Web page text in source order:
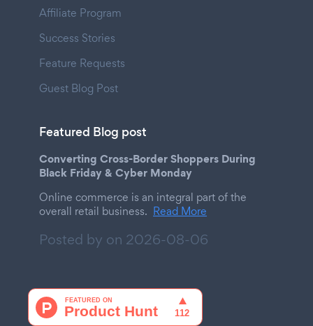
Affiliate Program
Success Stories
Feature Requests
Guest Blog Post
Featured Blog post
Converting Cross-Border Shoppers During
Black Friday & Cyber Monday
Online commerce is an integral part of the
overall retail business. Read More
Posted by on 2026-08-06